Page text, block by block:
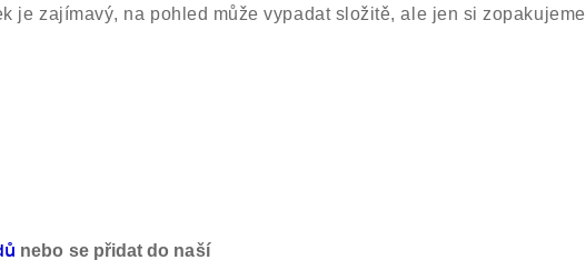
je zajímavý, na pohled může vypadat složitě, ale jen si zopakujeme
ů nebo se přidat do naší